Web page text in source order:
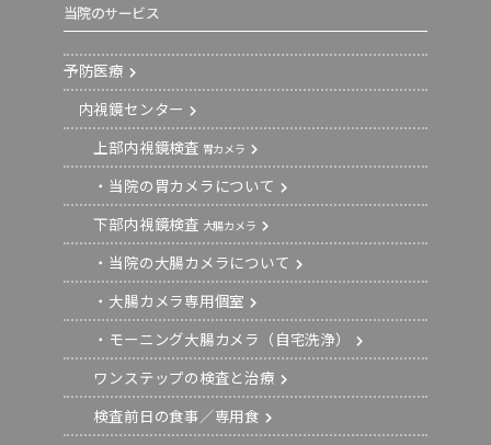
当院のサービス
予防医療
内視鏡センター
上部内視鏡検査 胃カメラ
・当院の胃カメラについて
下部内視鏡検査 大腸カメラ
・当院の大腸カメラについて
・大腸カメラ専用個室
・モーニング大腸カメラ（自宅洗浄）
ワンステップの検査と治療
検査前日の食事／専用食